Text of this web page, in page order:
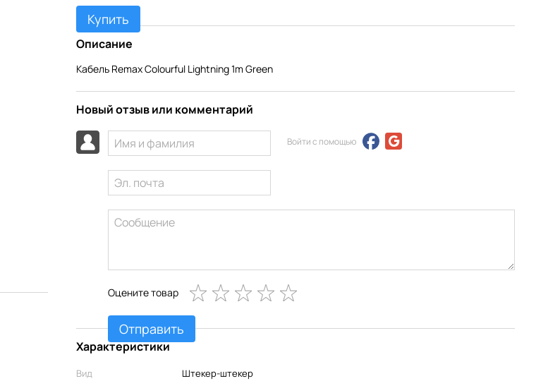
Купить
Описание
Кабель Remax Colourful Lightning 1m Green
Новый отзыв или комментарий
Войти с помощью
Оцените товар
Отправить
Характеристики
Вид Штекер-штекер